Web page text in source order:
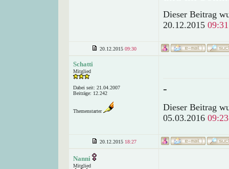
Dieser Beitrag
20.12.2015 09:31
20.12.2015 09:30
Schatti
Mitglied
Dabei seit: 21.04.2007
Beiträge: 12.242
Themenstarter
-
Dieser Beitrag
05.03.2016 09:23
20.12.2015 18:27
Nanni
Mitglied